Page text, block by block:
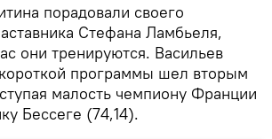
порадовали своего
Стефана Ламбьеля,
они тренируются. Васильев
программы шел вторым
малость чемпиону Франции
Бессеге (74,14).